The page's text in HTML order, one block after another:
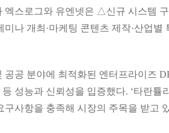
엑스로그와 유엔넷은 △신규 시스템
미나 개최·마케팅 콘텐츠 제작·산업
공공 분야에 최적화된 엔터프라이즈
성능과 신뢰성을 입증했다. ‘타란튤
구사항을 충족해 시장의 주목을 받고